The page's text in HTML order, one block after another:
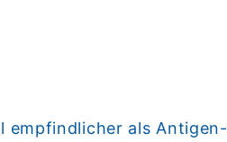
empfindlicher als Antigen-